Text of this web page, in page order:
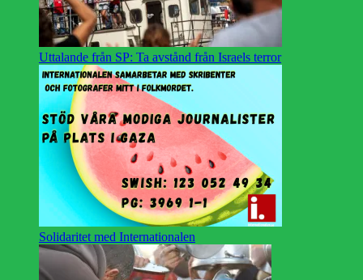
Uttalande från SP: Ta avstånd från Israels terror
Solidaritet med Internationalen